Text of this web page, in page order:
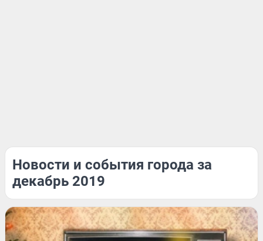
Новости и события города за
декабрь 2019